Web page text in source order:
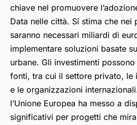
chiave nel promuovere
Data nelle città. Si stima che nei
saranno necessari miliardi di
implementare soluzioni basate
urbane. Gli investimenti
fonti, tra cui il settore privato, le
e le organizzazioni
l’Unione Europea ha messo a
significativi per progetti che